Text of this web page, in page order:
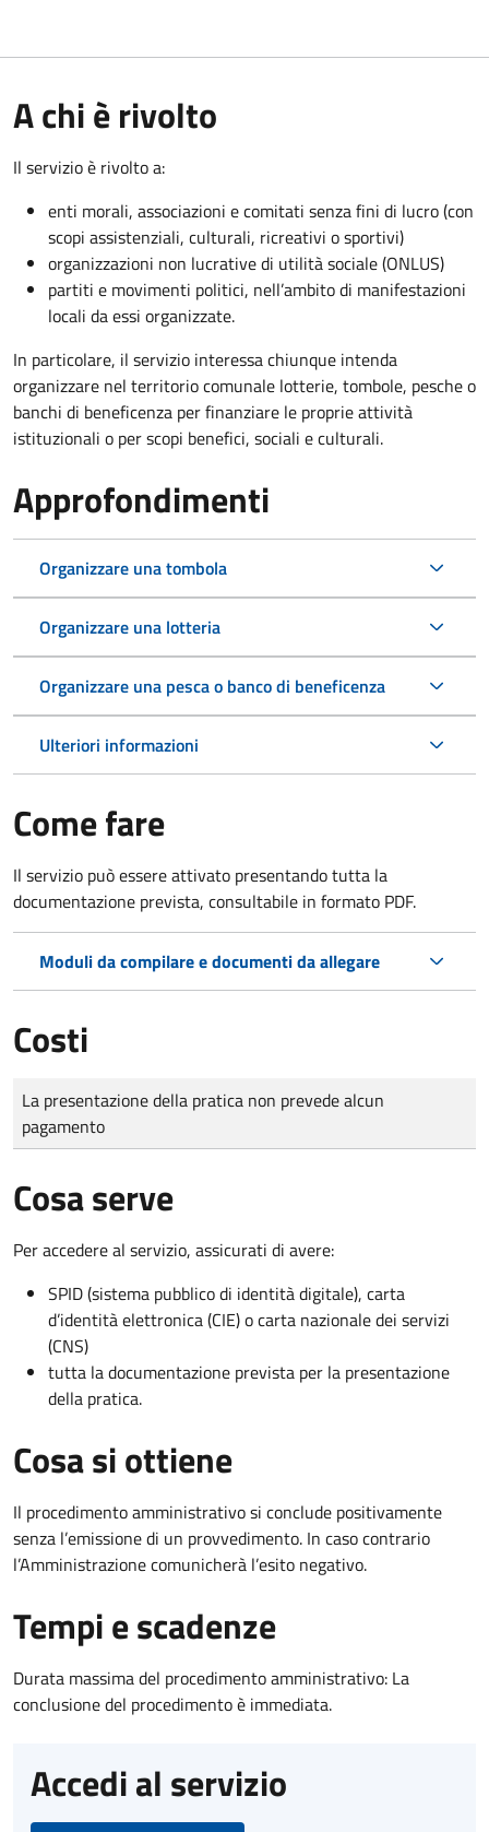
A chi è rivolto
Il servizio è rivolto a:
enti morali, associazioni e comitati senza fini di lucro (con
scopi assistenziali, culturali, ricreativi o sportivi)
organizzazioni non lucrative di utilità sociale (ONLUS)
partiti e movimenti politici, nell’ambito di manifestazioni
locali da essi organizzate.
In particolare, il servizio interessa chiunque intenda
organizzare nel territorio comunale lotterie, tombole, pesche o
banchi di beneficenza per finanziare le proprie attività
istituzionali o per scopi benefici, sociali e culturali.
Approfondimenti
Organizzare una tombola
Organizzare una lotteria
Organizzare una pesca o banco di beneficenza
Ulteriori informazioni
Come fare
Il servizio può essere attivato presentando tutta la
documentazione prevista, consultabile in formato PDF.
Moduli da compilare e documenti da allegare
Costi
Tipo di pagamento
Importo
La presentazione della pratica non prevede alcun
pagamento
Cosa serve
Per accedere al servizio, assicurati di avere:
SPID (sistema pubblico di identità digitale), carta
d’identità elettronica (CIE) o carta nazionale dei servizi
(CNS)
tutta la documentazione prevista per la presentazione
della pratica.
Cosa si ottiene
Il procedimento amministrativo si conclude positivamente
senza l’emissione di un provvedimento. In caso contrario
l’Amministrazione comunicherà l’esito negativo.
Tempi e scadenze
Durata massima del procedimento amministrativo: La
conclusione del procedimento è immediata.
Accedi al servizio